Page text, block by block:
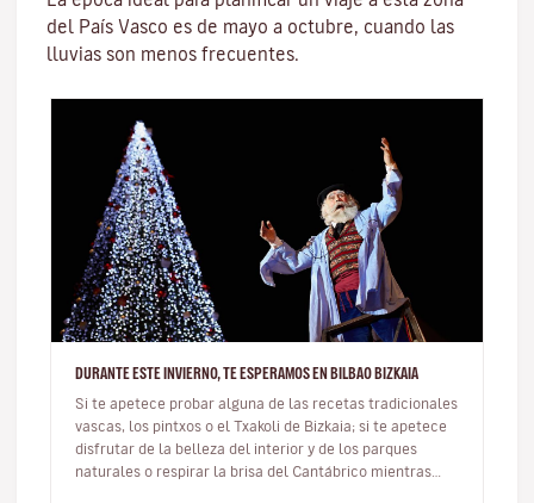
del País Vasco es de mayo a octubre, cuando las
lluvias son menos frecuentes.
DURANTE ESTE INVIERNO, TE ESPERAMOS EN BILBAO BIZKAIA
Si te apetece probar alguna de las recetas tradicionales
vascas, los pintxos o el Txakoli de Bizkaia; si te apetece
disfrutar de la belleza del interior y de los parques
naturales o respirar la brisa del Cantábrico mientras